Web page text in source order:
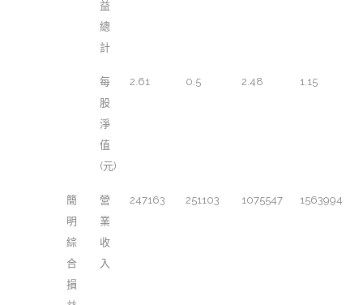
益
總
計
每
股
淨
值
(元)
2.61 0.5 2.48 1.15
簡
明
綜
合
損
營
業
收
入
247163 251103 1075547 1563994